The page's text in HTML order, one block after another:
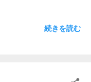
り出し口が付いている
ティメイトであればほ
続きを読む